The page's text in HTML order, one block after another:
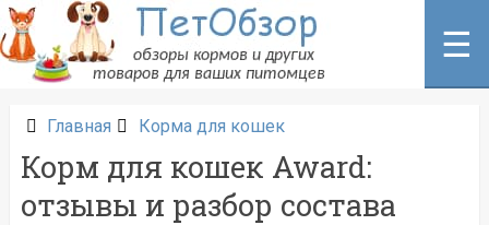
Перейти
к
содержанию
☰
Главная Корма для кошек
Корм для кошек Award:
отзывы и разбор состава